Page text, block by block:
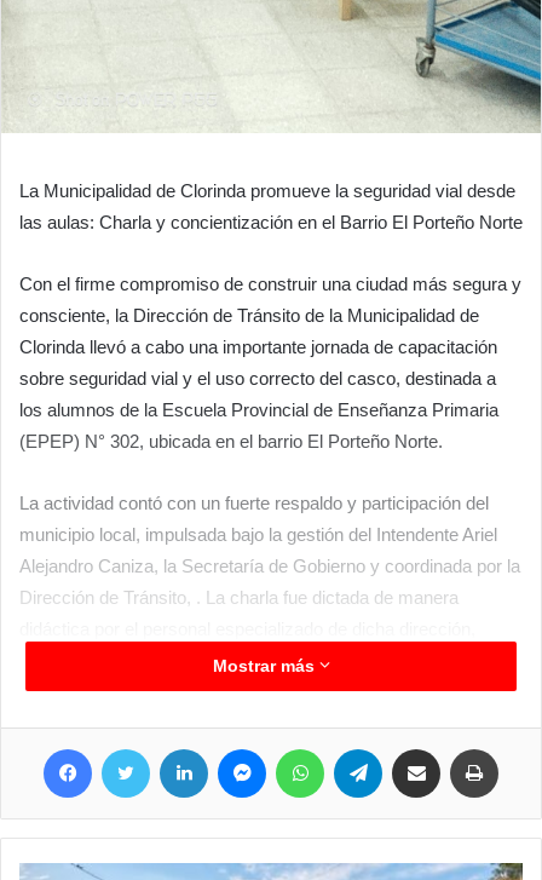
​La Municipalidad de Clorinda promueve la seguridad vial desde
las aulas: Charla y concientización en el Barrio El Porteño Norte
​Con el firme compromiso de construir una ciudad más segura y
consciente, la Dirección de Tránsito de la Municipalidad de
Clorinda llevó a cabo una importante jornada de capacitación
sobre seguridad vial y el uso correcto del casco, destinada a
los alumnos de la Escuela Provincial de Enseñanza Primaria
(EPEP) N° 302, ubicada en el barrio El Porteño Norte.
​La actividad contó con un fuerte respaldo y participación del
municipio local, impulsada bajo la gestión del Intendente Ariel
Alejandro Caniza, la Secretaría de Gobierno y coordinada por la
Dirección de Tránsito, . La charla fue dictada de manera
logrando una excelente recepción por parte de los niños y el
cuerpo docente.
SEMBRANDO CONCIENCIA PARA EL FUTURO
​Este tipo de iniciativas resultan fundamentales para el
Mostrar más